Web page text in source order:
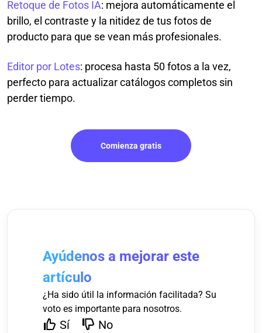
Retoque de Fotos IA: mejora automáticamente el
brillo, el contraste y la nitidez de tus fotos de
producto para que se vean más profesionales.
Editor por Lotes: procesa hasta 50 fotos a la vez,
perfecto para actualizar catálogos completos sin
perder tiempo.
Comienza gratis
Ayúdenos a mejorar este
artículo
¿Ha sido útil la información facilitada? Su
voto es importante para nosotros.
Sí No